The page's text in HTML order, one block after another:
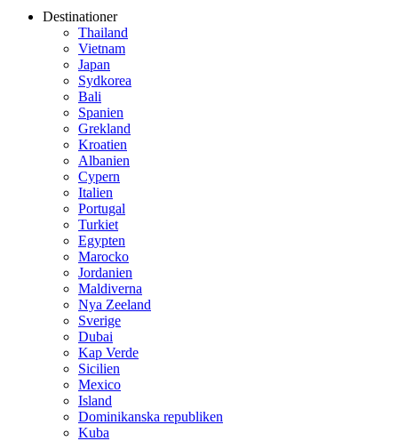
Destinationer
Thailand
Vietnam
Japan
Sydkorea
Bali
Spanien
Grekland
Kroatien
Albanien
Cypern
Italien
Portugal
Turkiet
Egypten
Marocko
Jordanien
Maldiverna
Nya Zeeland
Sverige
Dubai
Kap Verde
Sicilien
Mexico
Island
Dominikanska republiken
Kuba